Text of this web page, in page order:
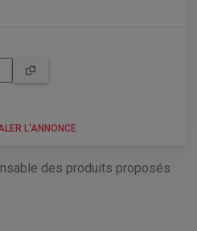
L'ANNONCE
des produits proposés